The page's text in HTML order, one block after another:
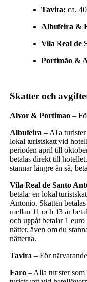
Tavira: ca.
Albufeira &
Vila Real de
Portimão &
Skatter och
Alvor & Portimao –
Albufeira – Alla turister
lokal turistskatt vid
perioden april till
betalas direkt till
stannar längre än så,
Vila Real de Santo
betalar en lokal
Antonio. Skatten
mellan 11 och 13 år
och uppåt betalar 1
nätter, även om du
nätterna.
Tavira – För
Faro – Alla turister som